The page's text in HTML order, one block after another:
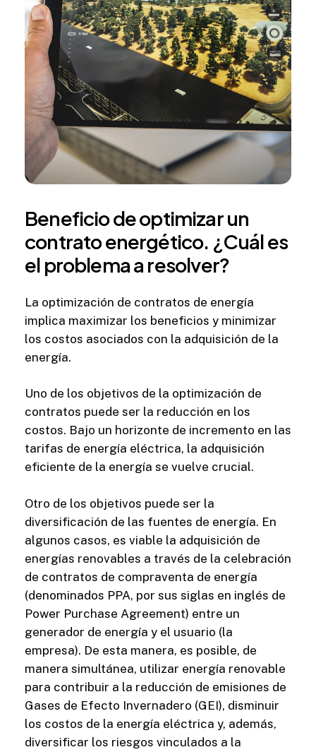
Beneficiodeoptimizarun
contratoenergético. ¿Cuáles
el problemaa resolver?
La optimización de contratos de energía
implica maximizar los beneficios y minimizar
los costos asociados con la adquisición de la
energía.
Uno de los objetivos de la optimización de
contratos puede ser la reducción en los
costos. Bajo un horizonte de incremento en las
tarifas de energía eléctrica, la adquisición
eficiente de la energía se vuelve crucial.
Otro de los objetivos puede ser la
diversificación de las fuentes de energía. En
algunos casos, es viable la adquisición de
energías renovables a través de la celebración
de contratos de compraventa de energía
(denominados PPA, por sus siglas en inglés de
Power Purchase Agreement) entre un
generador de energía y el usuario (la
empresa). De esta manera, es posible, de
manera simultánea, utilizar energía renovable
para contribuir a la reducción de emisiones de
Gases de Efecto Invernadero (GEI), disminuir
los costos de la energía eléctrica y, además,
diversificar los riesgos vinculados a la